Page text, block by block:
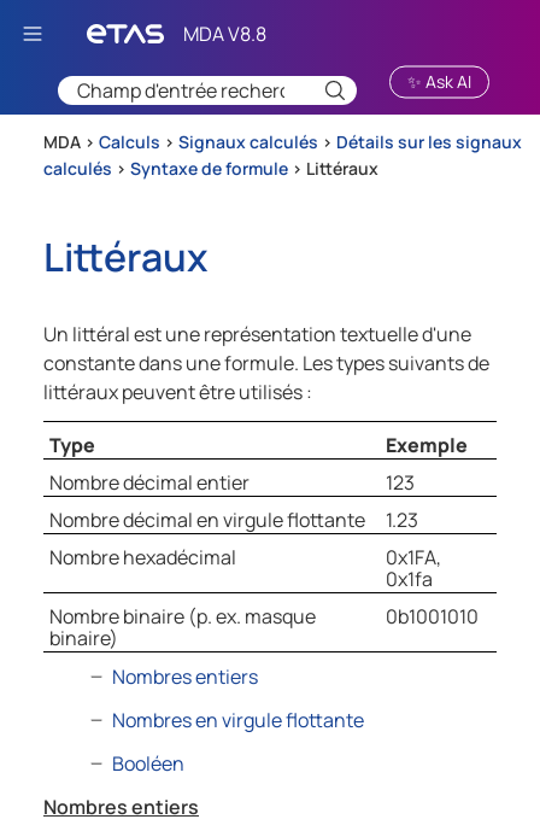
Passer au contenu principal
✨ Ask AI
MDA > Calculs > Signaux calculés > Détails sur les signaux
calculés > Syntaxe de formule > Littéraux
Littéraux
Un littéral est une représentation textuelle d'une
constante dans une formule. Les types suivants de
littéraux peuvent être utilisés :
Type
Exemple
Nombre décimal entier
123
Nombre décimal en virgule flottante
1.23
Nombre hexadécimal
0x1FA,
0x1fa
Nombre binaire (p. ex. masque
binaire)
0b1001010
Nombres entiers
Nombres en virgule flottante
Booléen
Nombres entiers